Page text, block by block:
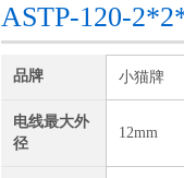
ASTP-120-
品牌 小猫牌
电线最大外
径
12mm